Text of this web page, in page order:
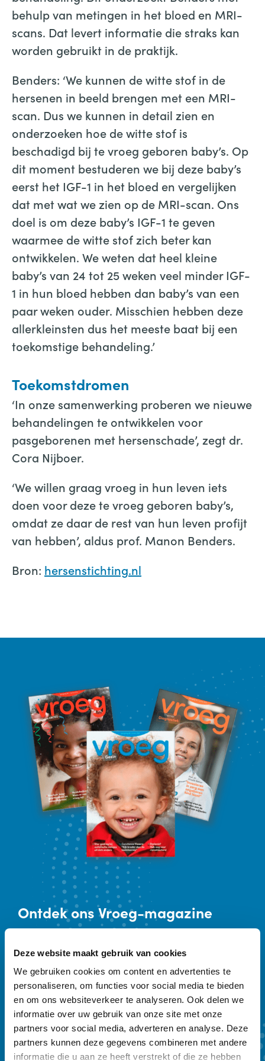
Deze website maakt gebruik van cookies
We gebruiken cookies om content en advertenties te
personaliseren, om functies voor social media te bieden
en om ons websiteverkeer te analyseren. Ook delen we
informatie over uw gebruik van onze site met onze
partners voor social media, adverteren en analyse. Deze
partners kunnen deze gegevens combineren met andere
informatie die u aan ze heeft verstrekt of die ze hebben
behulp van metingen in het bloed en MRI-
scans. Dat levert informatie die straks kan
worden gebruikt in de praktijk.
Benders: ‘We kunnen de witte stof in de
hersenen in beeld brengen met een MRI-
scan. Dus we kunnen in detail zien en
onderzoeken hoe de witte stof is
beschadigd bij te vroeg geboren baby’s. Op
dit moment bestuderen we bij deze baby’s
eerst het IGF-1 in het bloed en vergelijken
dat met wat we zien op de MRI-scan. Ons
doel is om deze baby’s IGF-1 te geven
waarmee de witte stof zich beter kan
ontwikkelen. We weten dat heel kleine
baby’s van 24 tot 25 weken veel minder IGF-
1 in hun bloed hebben dan baby’s van een
paar weken ouder. Misschien hebben deze
allerkleinsten dus het meeste baat bij een
toekomstige behandeling.’
Toekomstdromen
‘In onze samenwerking proberen we nieuwe
behandelingen te ontwikkelen voor
pasgeborenen met hersenschade’, zegt dr.
Cora Nijboer.
‘We willen graag vroeg in hun leven iets
doen voor deze te vroeg geboren baby’s,
omdat ze daar de rest van hun leven profijt
van hebben’, aldus prof. Manon Benders.
Bron: hersenstichting.nl
Ontdekons Vroeg-magazine
werken in de geboortezorg en met
kinderen tot zeven jaar en hun ouders.
Sleutelwoorden zijn preventie,
vroegtijdige onderkenning en vroeghulp.
Ons kwartaalmagazine biedt achtergrond
en verdieping. Een abonnement kost €